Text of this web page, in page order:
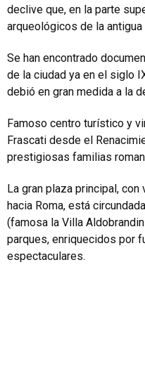
declive que, en la parte
arqueológicos de la
Se han encontrado
de la ciudad ya en el siglo
debió en gran medida a la
Famoso centro turístico y
Frascati desde el
prestigiosas familias
La gran plaza principal,
hacia Roma, está
(famosa la Villa
parques, enriquecidos por
espectaculares.